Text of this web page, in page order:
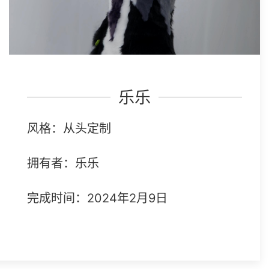
乐乐
风格：从头定制
拥有者：乐乐
完成时间：2024年2月9日